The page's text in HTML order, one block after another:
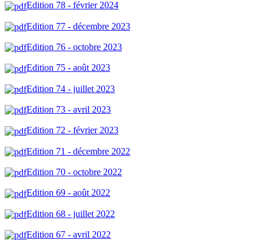
Edition 78 - février 2024
Edition 77 - décembre 2023
Edition 76 - octobre 2023
Edition 75 - août 2023
Edition 74 - juillet 2023
Edition 73 - avril 2023
Edition 72 - février 2023
Edition 71 - décembre 2022
Edition 70 - octobre 2022
Edition 69 - août 2022
Edition 68 - juillet 2022
Edition 67 - avril 2022